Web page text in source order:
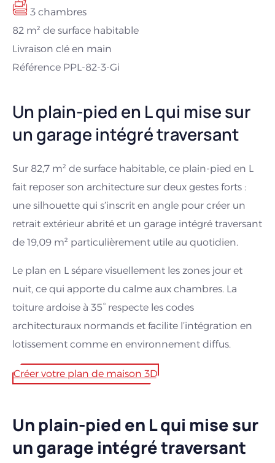
3 chambres
82 m² de surface habitable
Livraison clé en main
Référence PPL-82-3-Gi
Un plain-pied en L qui mise sur
un garage intégré traversant
Sur 82,7 m² de surface habitable, ce plain-pied en L
fait reposer son architecture sur deux gestes forts :
une silhouette qui s’inscrit en angle pour créer un
retrait extérieur abrité et un garage intégré traversant
de 19,09 m² particulièrement utile au quotidien.
Le plan en L sépare visuellement les zones jour et
nuit, ce qui apporte du calme aux chambres. La
toiture ardoise à 35° respecte les codes
architecturaux normands et facilite l’intégration en
lotissement comme en environnement diffus.
Créer votre plan de maison 3D
Un plain-pied en L qui mise sur
un garage intégré traversant